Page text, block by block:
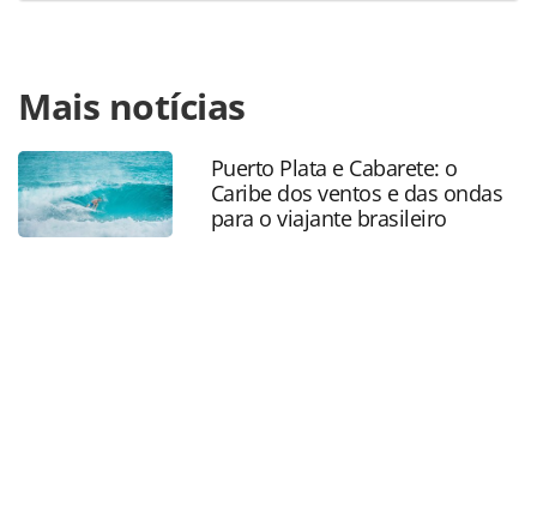
https://www.panrotas.com.br/mercado/encontros/2026/
cintra-recebe-time-panrotas-em-sua-garagem-de-carros-
classicos-veja-fotos_226586.html ou as ferramentas
oferecidas na página. Todo o conteúdo produzido pela
PANROTAS Editora é protegido pela legislação brasileira
sobre direito autoral. Não reproduza o conteúdo sem
Mais notícias
Puerto Plata e Cabarete: o
Caribe dos ventos e das ondas
para o viajante brasileiro